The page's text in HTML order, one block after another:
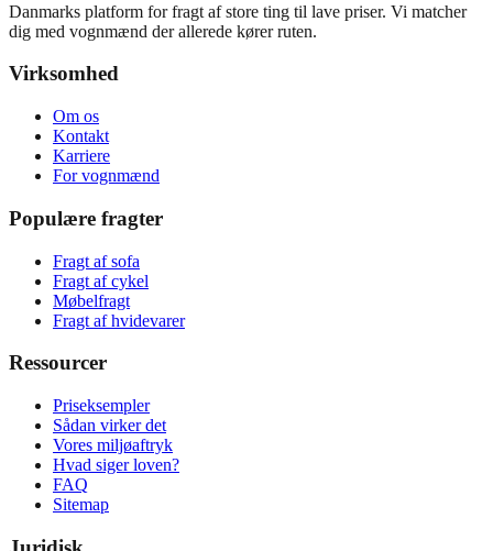
Danmarks platform for fragt af store ting til lave priser. Vi matcher
dig med vognmænd der allerede kører ruten.
Virksomhed
Om os
Kontakt
Karriere
For vognmænd
Populære fragter
Fragt af sofa
Fragt af cykel
Møbelfragt
Fragt af hvidevarer
Ressourcer
Priseksempler
Sådan virker det
Vores miljøaftryk
Hvad siger loven?
FAQ
Sitemap